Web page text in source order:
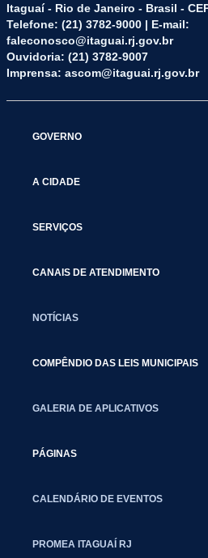
Itaguaí - Rio de Janeiro - Brasil -
Telefone: (21) 3782-9000 | E-mail:
faleconosco@itaguai.rj.gov.br
Ouvidoria: (21) 3782-9007
Imprensa: ascom@itaguai.rj.gov.br
GOVERNO
A CIDADE
SERVIÇOS
CANAIS DE ATENDIMENTO
NOTÍCIAS
COMPÊNDIO DAS LEIS MUNICIPAIS
GALERIA DE APLICATIVOS
PÁGINAS
CALENDÁRIO DE EVENTOS
PROMEA ITAGUAÍ RJ